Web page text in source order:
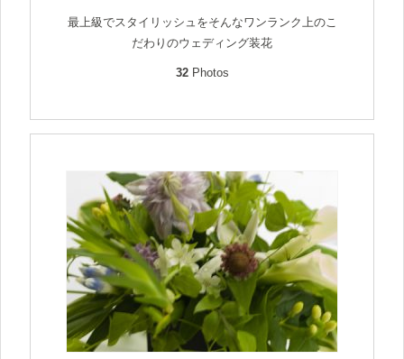
最上級でスタイリッシュをそんなワンランク上のこ
だわりのウェディング装花
32Photos